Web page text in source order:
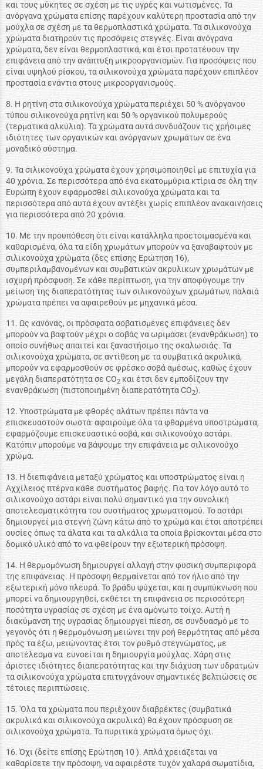
και τους μύκητες σε σχέση με τις υγρές και νωτισμένες. Τα
ανόργανα χρώματα επίσης παρέχουν καλύτερη προστασία από την
μούχλα σε σχέση με τα θερμοπλαστικά χρώματα. Τα σιλικονούχα
χρώματα διατηρούν τις προσόψεις στεγνές. Είναι ανόγρανα
χρώματα, δεν είναι θερμοπλαστικά, και έτσι προτατέυουν την
επιφάνεια από την ανάπτυξη μικροοργανισμών. Για προσόψεις που
είναι υψηλού ρίσκου, τα σιλικονούχα χρώματα παρέχουν επιπλέον
προστασία ενάντια στους μικροοργανισμούς.
8. Η ρητίνη στα σιλικονούχα χρώματα περιέχει 50 % ανόργανου
τύπου σιλικονούχα ρητίνη και 50 % οργανικού πολυμερούς
(τερματικά αλκύλια). Τα χρώματα αυτά συνδυάζουν τις χρήσιμες
ιδιότητες των οργανικών και ανόργανων χρωμάτων σε ένα
μοναδικό σύστημα.
9. Τα σιλικονούχα χρώματα έχουν χρησιμοποιηθεί με επιτυχία για
40 χρόνια. Σε περισσότερα από ένα εκατομμύρια κτίρια σε όλη την
Ευρώπη έχουν εφαρμοσθεί σιλικονούχα χρώματα και τα
περισσότερα από αυτά έχουν αντέξει χωρίς επιπλέον ανακαινήσεις
για περισσότερα από 20 χρόνια.
10. Με την προυπόθεση ότι είναι κατάλληλα προετοιμασμένα και
καθαρισμένα, όλα τα είδη χρωμάτων μπορούν να ξαναβαφτούν με
σιλικονούχα χρώματα (δες επίσης Ερώτηση 16),
συμπεριλαμβανομένων και συμβατικών ακρυλικων χρωμάτων με
ισχυρή πρόσφυση. Σε κάθε περίπτωση, για την αποφύγουμε την
μείωση της διαπερατότητας των σιλικονούχων χρωμάτων, παλαιά
χρώματα πρέπει να αφαιρεθούν με μηχανικά μέσα.
11. Ως κανόνας, οι πρόσφατα σοβατισμένες επιφάνειες δεν
μπορούν να βαφτούν μέχρι ο σοβάς να ωριμάσει (ενανθράκωση) το
οποίο συνήθως απαιτεί και ξαναστήσιμο της σκαλωσιάς. Τα
σιλικονούχα χρώματα, σε αντίθεση με τα συμβατικά ακρυλικά,
μπορούν να εφαρμοσθούν σε φρέσκο σοβά αμέσως, καθώς έχουν
μεγάλη διαπερατότητα σε CO2 και έτσι δεν εμποδίζουν την
ενανθράκωση (πιστοποιημένη διαπερατότητα CO2).
12. Υποστρώματα με φθορές αλάτων πρέπει πάντα να
επισκευαστούν σωστά: αφαιρούμε όλα τα φθαρμένα υποστρώματα,
εφαρμόζουμε επισκευαστικό σοβά, και σιλικονούχο αστάρι.
Κατόπιν μπορούμε να βάψουμε την επιφάνεια με σιλικονούχο
χρώμα.
13. Η διεπιφάνεια μεταξύ χρώματος και υποστρώματος είναι η
Αχχίλειος πτέρνα κάθε συστήματος βαφής. Για τον λόγο αυτό το
σιλικονούχο αστάρι είναι πολύ σημαντικό για την συνολική
αποτελεσματικότητα του συστήματος χρωματισμού. Το αστάρι
δημιουργεί μια στεγνή ζώνη κάτω από το χρώμα και έτσι αποτρέπει
ουσίες όπως τα άλατα και τα αλκάλια τα οποία βρίσκονται μέσα στο
δομικό υλικό από το να φθείρουν την εξωτερική πρόσοψη.
14. Η θερμομόνωση δημιουργεί αλλαγή στην φυσική συμπεριφορά
της επιφάνειας. Η πρόσοψη θερμαίνεται από τον ήλιο από την
εξωτερική μόνο πλευρά. Το βράδυ ψύχεται, και η συμπύκνωση που
μπορεί να δημιουργηθεί, εκθέτει τη επιφάνεια σε περισσότερη
ποσότητα υγρασίας σε σχέση με ένα αμόνωτο τοίχο. Αυτή η
διακύμανση της υγρασίας δημιουργεί πίεση, σε συνδυασμό με το
γεγονός ότι η θερμομόνωση μειώνει την ροή θερμότητας από μέσα
πρός τα έξω, μειώνοντας έτσι τον ρυθμό στεγνώματος, με
αποτέλεσμα να ευνοείται η δημιουργία μούχλας. Χάρη στις
άριστες ιδιότητες διαπερατότητας και την διάχυση των υδρατμών
τα σιλικονούχα χρώματα επιτυγχάνουν σημαντικές βελτιώσεις σε
τέτοιες περιπτώσεις.
15. 'Ολα τα χρώματα που περιέχουν διαβρέκτες (συμβατικά
ακρυλικά και σιλικονούχα ακρυλικά) θα έχουν πρόσφυση σε
σιλικονούχα χρώματα. Τα πυριτικά χρώματα όμως όχι.
16. Όχι (δείτε επίσης Ερώτηση 10 ). Απλά χρειάζεται να
καθαρίσετε την πρόσοψη, να αφαιρέστε τυχόν χαλαρά σωματίδια,